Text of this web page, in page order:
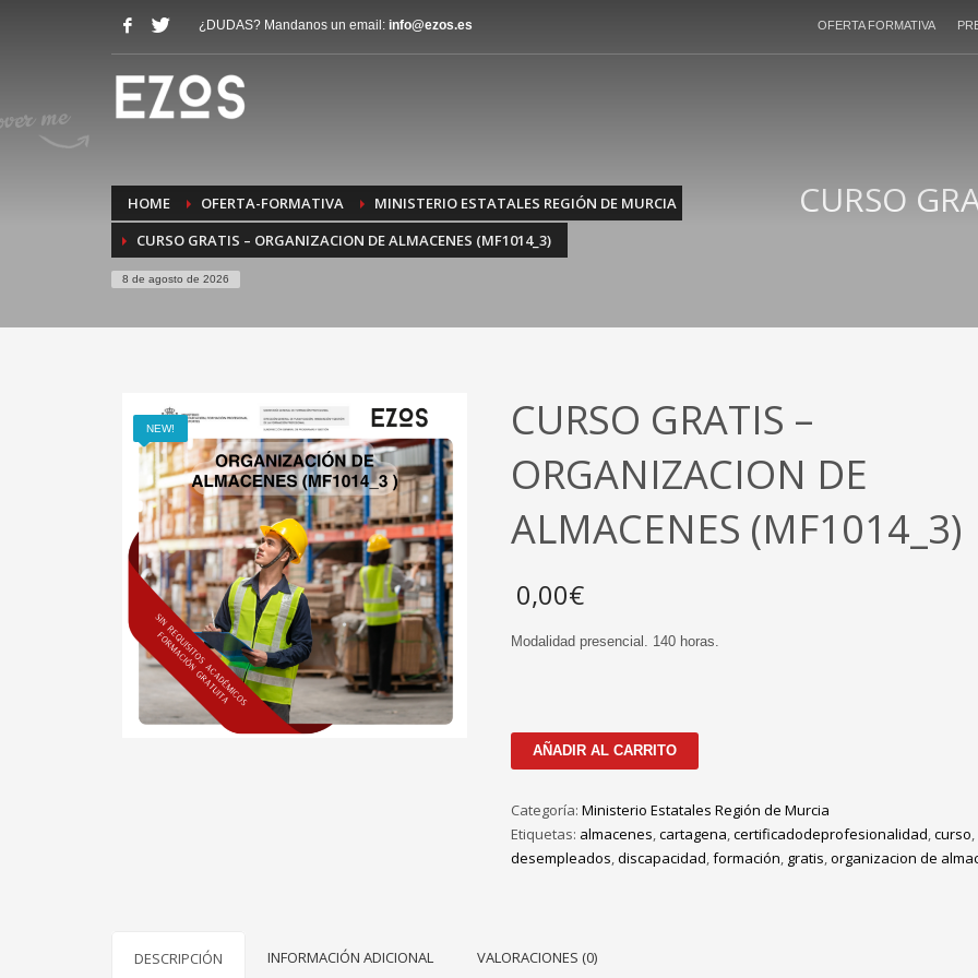
¿DUDAS? Mandanos un email: info@ezos.es OFERTA FORMATIVA
HOME OFERTA-FORMATIVA
MINISTERIO ESTATALES REGIÓN DE MURCIA
CURSO GRATIS – ORGANIZACION DE ALMACENES (MF1014_3)
8 de agosto de 2026
CURSO
NEW!
CURSO GRATIS –
ORGANIZACION DE
ALMACENES (MF1014_3)
0,00€
Modalidad presencial. 140 horas.
CURSO
GRATIS
ORGANIZACION
DE
ALMACENES
AÑADIR AL CARRITO
Categoría: Ministerio Estatales Región de Murcia
Etiquetas: almacenes,cartagena,certificadodeprofesionalidad,curso,
desempleados,discapacidad,formación, gratis,organizacion de
DESCRIPCIÓN INFORMACIÓN ADICIONAL VALORACIONES (0)